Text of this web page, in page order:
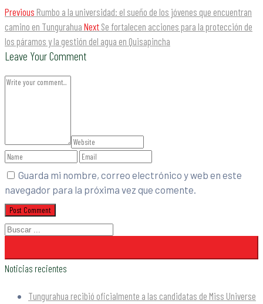
Previous Rumbo a la universidad: el sueño de los jóvenes que encuentran
camino en Tungurahua Next Se fortalecen acciones para la protección de
los páramos y la gestión del agua en Quisapincha
Leave Your Comment
Guarda mi nombre, correo electrónico y web en este
navegador para la próxima vez que comente.
Noticias recientes
Tungurahua recibió oficialmente a las candidatas de Miss Universe